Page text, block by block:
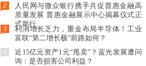
2
人民网与微众银行携手共促普惠金融高
质量发展 普惠金融展示中心揭幕仪式正
式举行
3
利润增长乏力，重金布局半导体！工业
富联“第二增长极”前路如何？
4
近15亿元资产1元“甩卖”？蓝光发展遭问
询：是否损害公司利益？